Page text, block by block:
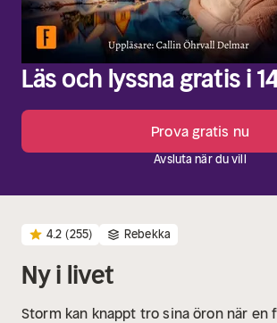
Läs och lyssna gratis i
Prova gratis nu
Avsluta när du vill
4.2 (255) Rebekka
Ny i livet
Storm kan knappt tro sina öron när en